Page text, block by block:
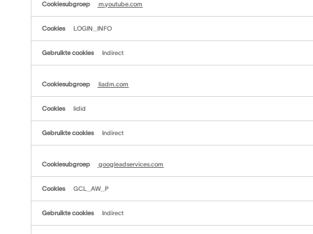
m.youtube.com
LOGIN_INFO
Indirect
liadm.com
lidid
Indirect
googleadservices.com
GCL_AW_P
Indirect